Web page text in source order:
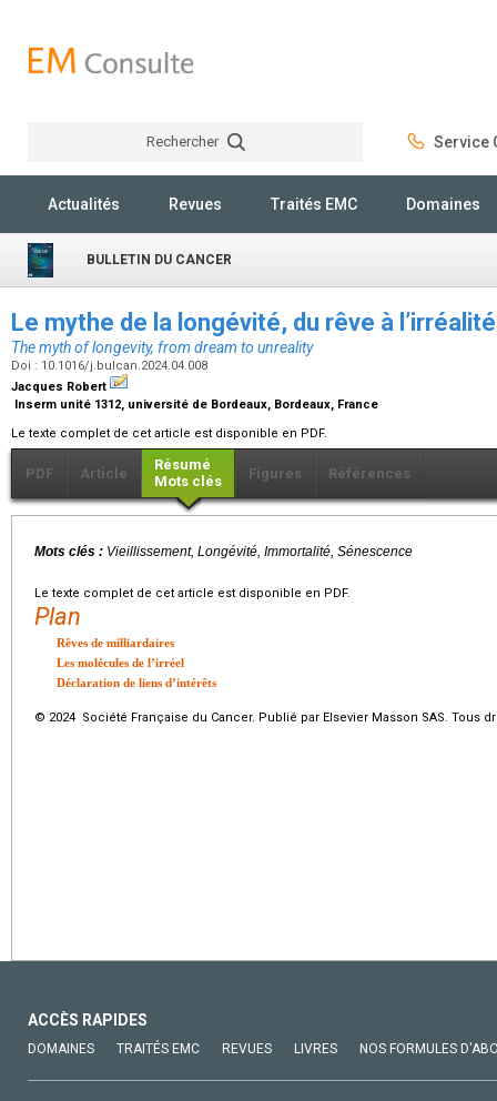
Rechercher Service
Actualités Revues Traités EMC Domaines
BULLETIN DU CANCER
Le mythe de la longévité, du rêve à
The myth of longevity, from dream to unreality
Doi : 10.1016/j.bulcan.2024.04.008
Jacques Robert
Inserm unité 1312, université de Bordeaux, Bordeaux, France
Le texte complet de cet article est disponible en PDF.
PDF Article
Résumé
Mots clés
Figures Références
Mots clés : Vieillissement, Longévité, Immortalité, Sénescence
Le texte complet de cet article est disponible en PDF.
Plan
Rêves de milliardaires
Les molécules de l’irréel
Déclaration de liens d’intérêts
© 2024 Société Française du Cancer. Publié par Elsevier Masson SAS. Tous
ACCÈS RAPIDES
DOMAINES TRAITÉS EMC REVUES LIVRES NOS FORMULES